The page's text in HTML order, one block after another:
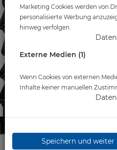
Artikelnr.: lmi-
Herstellerpreis:
Marketing Cookies werden von
personalisierte Werbung
hinweg verfolgen.
Externe Medien (1)
Wenn Cookies von externen
Inhalte keiner manuellen
Speichern und weiter